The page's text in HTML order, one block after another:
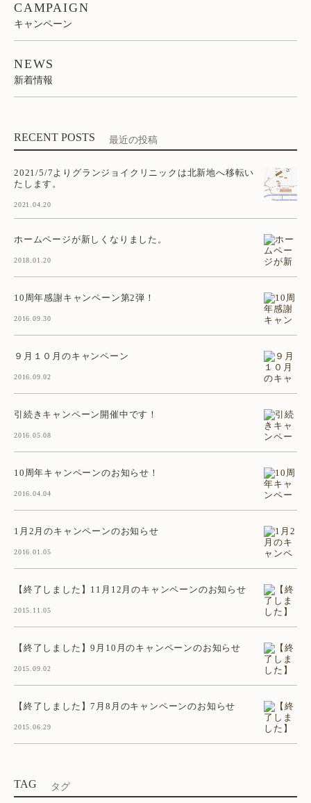
CAMPAIGN
キャンペーン
NEWS
新着情報
RECENT POSTS 最近の投稿
2021/5/7よりグランジョイクリニックは北新地へ移転い
たします。
2021.04.20
ホームページが新しくなりました。
2018.01.20
10周年感謝キャンペーン第2弾！
2016.09.30
９月１０月のキャンペーン
2016.09.02
引続きキャンペーン開催中です！
2016.05.08
10周年キャンペーンのお知らせ！
2016.04.04
1月2月のキャンペーンのお知らせ
2016.01.05
【終了しました】11月12月のキャンペーンのお知らせ
2015.11.05
【終了しました】9月10月のキャンペーンのお知らせ
2015.09.02
【終了しました】7月8月のキャンペーンのお知らせ
2015.06.29
TAG タグ